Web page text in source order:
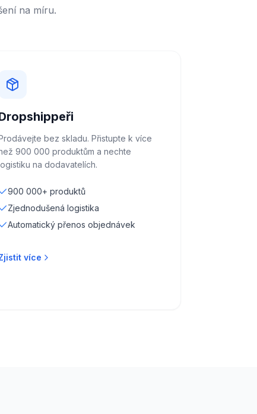
na míru.
bez skladu. Přistupte k více
900 000 produktům a nechte
na dodavatelích.
900 000+ produktů
Zjednodušená logistika
Automatický přenos objednávek
více